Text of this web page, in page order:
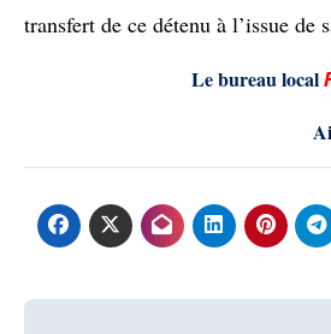
transfert de ce détenu à l’issue de
Le bureau local